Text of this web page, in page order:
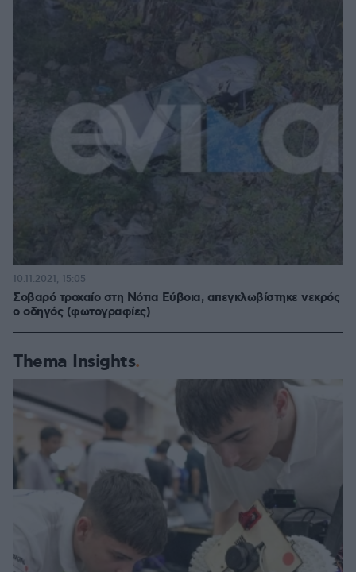
Σοβαρό τροχαίο στη Νότια Εύβοια, απεγκλωβίστηκε νεκρός
ο οδηγός (φωτογραφίες)
10.11.2021, 15:05
Thema Insights